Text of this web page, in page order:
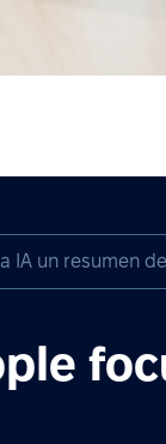
IA un resumen